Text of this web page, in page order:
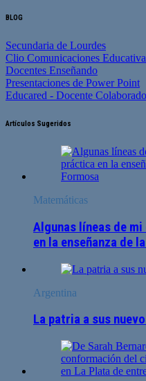
BLOG
Secundaria de Lourdes
Clio Comunicaciones
Docentes Enseñando
Presentaciones de Power Point
Educared - Docente
Artículos Sugeridos
Matemáticas
Algunas líneas de
en la enseñanza de
Argentina
La patria a sus